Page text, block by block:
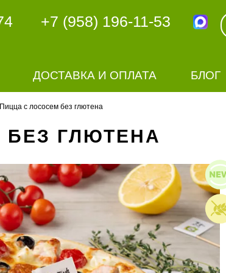
+7 (958) 196-11-53
ДОСТАВКА И ОПЛАТА БЛОГ
Пицца с лососем без глютена
ГЛЮТЕНА